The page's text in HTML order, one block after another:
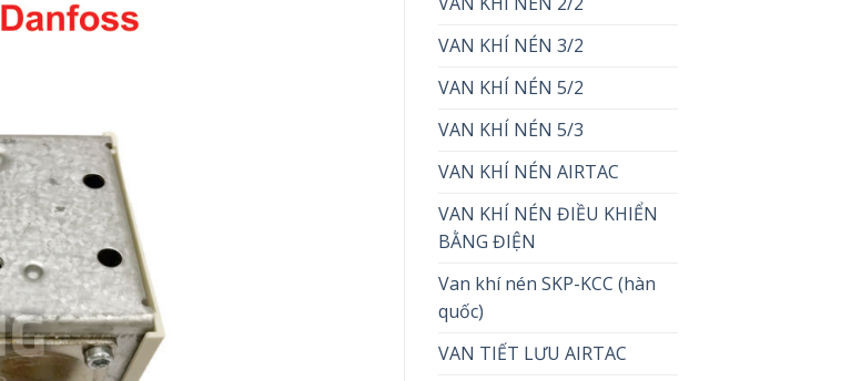
VAN KHÍ NÉN 3/2
VAN KHÍ NÉN 5/2
VAN KHÍ NÉN 5/3
VAN KHÍ NÉN AIRTAC
VAN KHÍ NÉN ĐIỀU KHIỂN
BẰNG ĐIỆN
Van khí nén SKP-KCC (hàn
quốc)
VAN TIẾT LƯU AIRTAC